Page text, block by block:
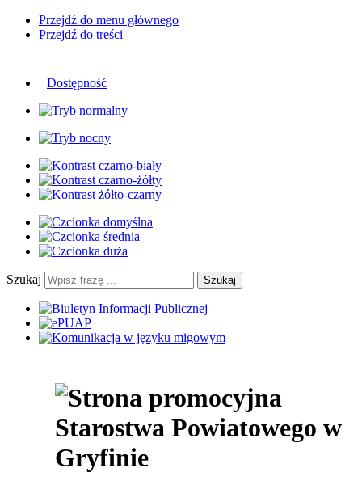
Przejdź do menu głównego
Przejdź do treści
Dostępność
Szukaj Szukaj